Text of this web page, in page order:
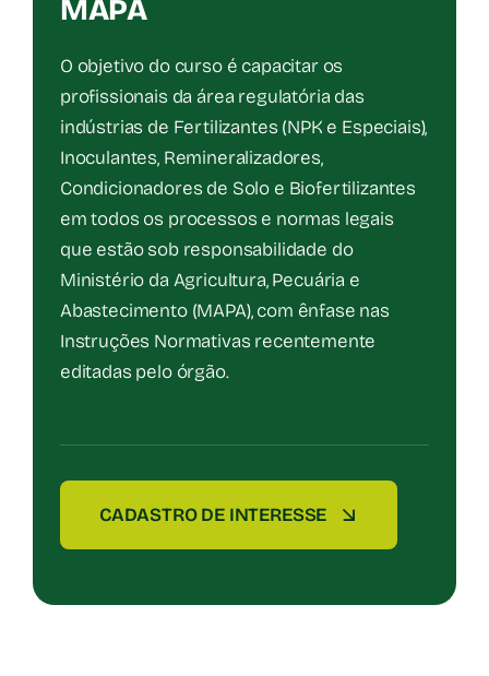
MAPA
O objetivo do curso é capacitar os
profissionais da área regulatória das
indústrias de Fertilizantes (NPK e Especiais),
Inoculantes, Remineralizadores,
Condicionadores de Solo e Biofertilizantes
em todos os processos e normas legais
que estão sob responsabilidade do
Ministério da Agricultura, Pecuária e
Abastecimento (MAPA), com ênfase nas
Instruções Normativas recentemente
editadas pelo órgão.
CADASTRO DE INTERESSE